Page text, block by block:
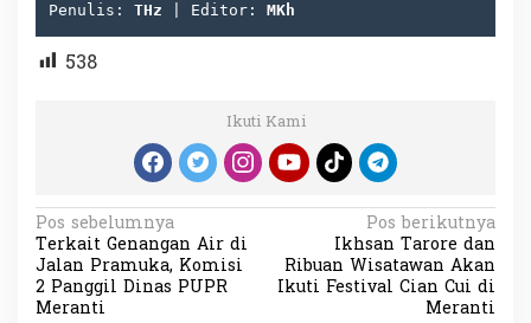
Penulis: THz | Editor: MKh
538
Ikuti Kami
N
a
v
Pos sebelumnya
Terkait Genangan Air di
Jalan Pramuka, Komisi
2 Panggil Dinas PUPR
Meranti
Pos berikutnya
Ikhsan Tarore dan
Ribuan Wisatawan Akan
Ikuti Festival Cian Cui di
Meranti